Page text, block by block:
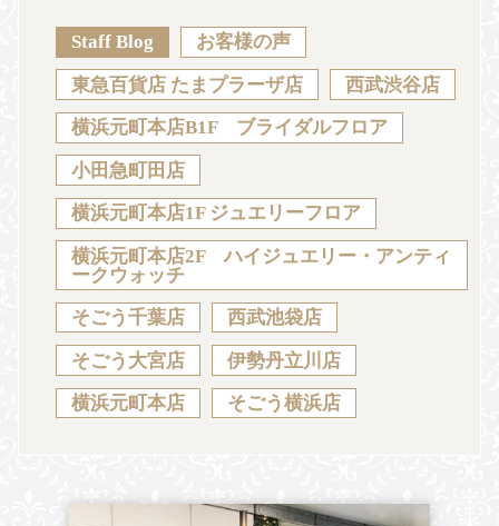
Anniversary
News Blog
Sustainability Voice Catalog
JA EN CH KO
Staff Blog お客様の声
東急百貨店 たまプラーザ店 西武渋谷店
横浜元町本店B1F ブライダルフロア
小田急町田店
横浜元町本店1F ジュエリーフロア
横浜元町本店2F ハイジュエリー・アンティ
ークウォッチ
そごう千葉店 西武池袋店
そごう大宮店 伊勢丹立川店
横浜元町本店 そごう横浜店